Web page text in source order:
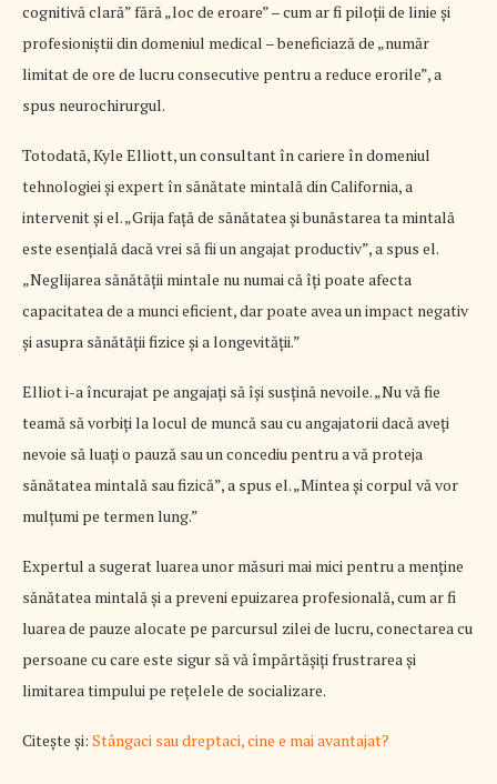
cognitivă clară” fără „loc de eroare” – cum ar fi piloții de linie și
profesioniștii din domeniul medical – beneficiază de „număr
limitat de ore de lucru consecutive pentru a reduce erorile”, a
spus neurochirurgul.
Totodată, Kyle Elliott, un consultant în cariere în domeniul
tehnologiei și expert în sănătate mintală din California, a
intervenit și el. „Grija față de sănătatea și bunăstarea ta mintală
este esențială dacă vrei să fii un angajat productiv”, a spus el.
„Neglijarea sănătății mintale nu numai că îți poate afecta
capacitatea de a munci eficient, dar poate avea un impact negativ
și asupra sănătății fizice și a longevității.”
Elliot i-a încurajat pe angajați să își susțină nevoile. „Nu vă fie
teamă să vorbiți la locul de muncă sau cu angajatorii dacă aveți
nevoie să luați o pauză sau un concediu pentru a vă proteja
sănătatea mintală sau fizică”, a spus el. „Mintea și corpul vă vor
mulțumi pe termen lung.”
Expertul a sugerat luarea unor măsuri mai mici pentru a menține
sănătatea mintală și a preveni epuizarea profesională, cum ar fi
luarea de pauze alocate pe parcursul zilei de lucru, conectarea cu
persoane cu care este sigur să vă împărtășiți frustrarea și
limitarea timpului pe rețelele de socializare.
Citește și: Stângaci sau dreptaci, cine e mai avantajat?